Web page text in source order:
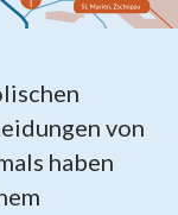
von
haben